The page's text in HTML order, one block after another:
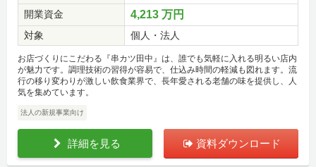
開業資金
4,213 万円
対象 個人・法人
お店づくりにこだわる『串カツ田中』は、誰でも気軽に入れる明るい店内
が魅力です。調理技術の習得が容易で、仕込み時間の軽減も図れます。流
行の移り変わりが激しい飲食業界で、長年愛される老舗の味を提供し、人
気を集めています。
法人の新規事業向け
詳細を見る 資料ダウンロード